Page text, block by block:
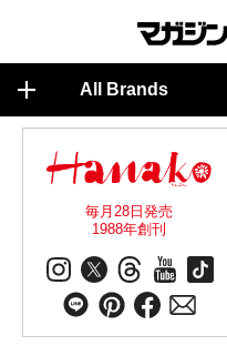
All Brands
毎月28日発売
1988年創刊